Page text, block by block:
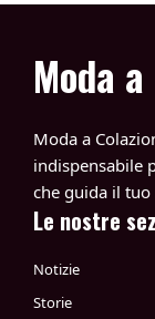
Moda
Moda a
indispensabile
che guida il
Le nostre
Notizie
Storie